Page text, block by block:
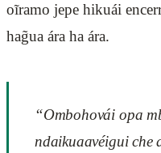
oĩramo jepe hikuái
hag̃ua ára ha ára.
“Ombohovái opa
ndaikuaavéigui che